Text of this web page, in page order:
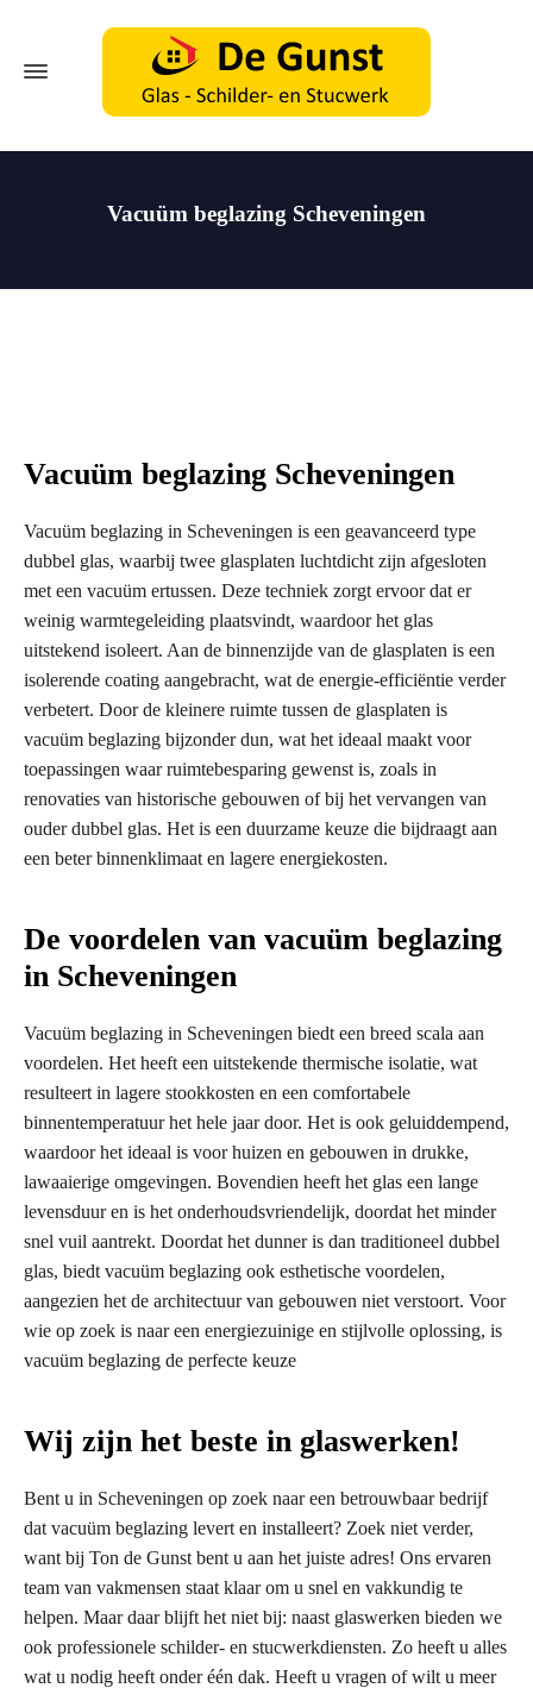
Vacuüm beglazing Scheveningen
Vacuüm beglazing Scheveningen
Vacuüm beglazing in Scheveningen is een geavanceerd type
dubbel glas, waarbij twee glasplaten luchtdicht zijn afgesloten
met een vacuüm ertussen. Deze techniek zorgt ervoor dat er
weinig warmtegeleiding plaatsvindt, waardoor het glas
uitstekend isoleert. Aan de binnenzijde van de glasplaten is een
isolerende coating aangebracht, wat de energie-efficiëntie verder
verbetert. Door de kleinere ruimte tussen de glasplaten is
vacuüm beglazing bijzonder dun, wat het ideaal maakt voor
toepassingen waar ruimtebesparing gewenst is, zoals in
renovaties van historische gebouwen of bij het vervangen van
ouder dubbel glas. Het is een duurzame keuze die bijdraagt aan
een beter binnenklimaat en lagere energiekosten.
De voordelen van vacuüm beglazing
in Scheveningen
Vacuüm beglazing in Scheveningen biedt een breed scala aan
voordelen. Het heeft een uitstekende thermische isolatie, wat
resulteert in lagere stookkosten en een comfortabele
binnentemperatuur het hele jaar door. Het is ook geluiddempend,
waardoor het ideaal is voor huizen en gebouwen in drukke,
lawaaierige omgevingen. Bovendien heeft het glas een lange
levensduur en is het onderhoudsvriendelijk, doordat het minder
snel vuil aantrekt. Doordat het dunner is dan traditioneel dubbel
glas, biedt vacuüm beglazing ook esthetische voordelen,
aangezien het de architectuur van gebouwen niet verstoort. Voor
wie op zoek is naar een energiezuinige en stijlvolle oplossing, is
vacuüm beglazing de perfecte keuze
Wij zijn het beste in glaswerken!
Bent u in Scheveningen op zoek naar een betrouwbaar bedrijf
dat vacuüm beglazing levert en installeert? Zoek niet verder,
want bij Ton de Gunst bent u aan het juiste adres! Ons ervaren
team van vakmensen staat klaar om u snel en vakkundig te
helpen. Maar daar blijft het niet bij: naast glaswerken bieden we
ook professionele schilder- en stucwerkdiensten. Zo heeft u alles
wat u nodig heeft onder één dak. Heeft u vragen of wilt u meer